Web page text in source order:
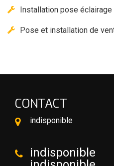
Installation pose
Pose et installation de
CONTACT
indisponible
indisponible